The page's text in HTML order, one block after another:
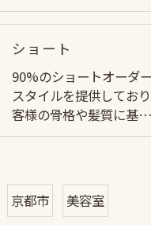
ショート
90%のショートオーダ
スタイルを提供してお
客様の骨格や髪質に基…
京都市 美容室